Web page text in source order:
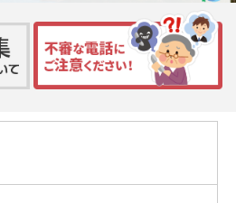
事業者向け